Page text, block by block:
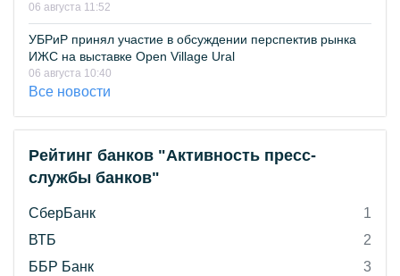
06 августа 11:52
УБРиР принял участие в обсуждении перспектив рынка
ИЖС на выставке Open Village Ural
06 августа 10:40
Все новости
Рейтинг банков "Активность пресс-
службы банков"
СберБанк
1
ВТБ
2
ББР Банк
3